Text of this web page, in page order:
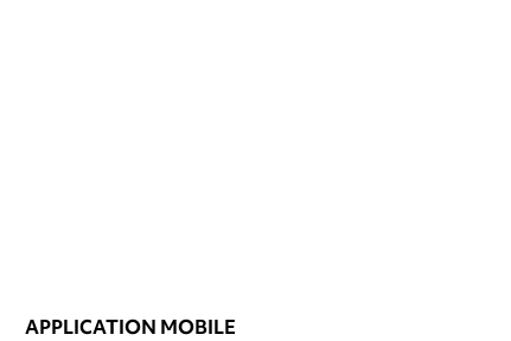
APPLICATION MOBILE